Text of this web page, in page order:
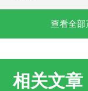
查看全部
相关文章